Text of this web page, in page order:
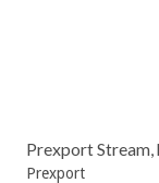
Prexport Stream,
Prexport